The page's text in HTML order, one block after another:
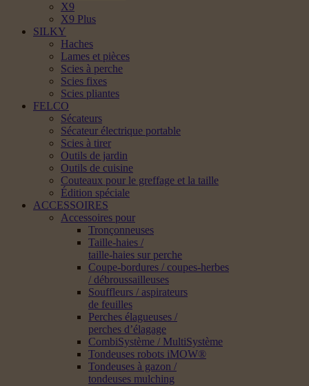
X9
X9 Plus
SILKY
Haches
Lames et pièces
Scies à perche
Scies fixes
Scies pliantes
FELCO
Sécateurs
Sécateur électrique portable
Scies à tirer
Outils de jardin
Outils de cuisine
Couteaux pour le greffage et la taille
Édition spéciale
ACCESSOIRES
Accessoires pour
Tronçonneuses
Taille-haies /
taille-haies sur perche
Coupe-bordures / coupes-herbes
/ débroussailleuses
Souffleurs / aspirateurs
de feuilles
Perches élagueuses /
perches d’élagage
CombiSystème / MultiSystème
Tondeuses robots iMOW®
Tondeuses à gazon /
tondeuses mulching